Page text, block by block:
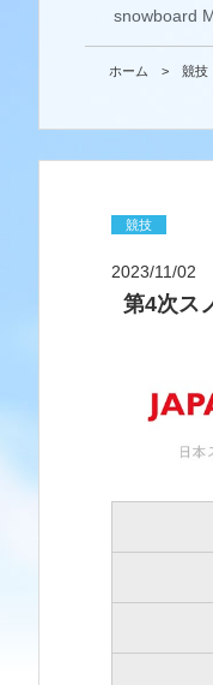
snowboard
ホーム > 競技
競技
2023/11/02
第4次ス